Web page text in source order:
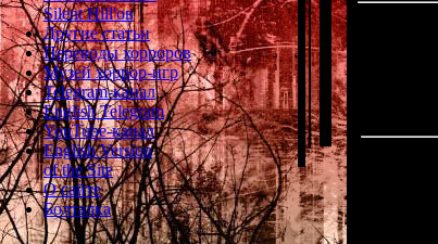
Silent Hill'ов
Другие статьи
Переводы хорроров
Музей хоррор-игр
Telegram-канал
English Telegram
YouTube-канал
English Version
of the Site
О сайте
Болталка